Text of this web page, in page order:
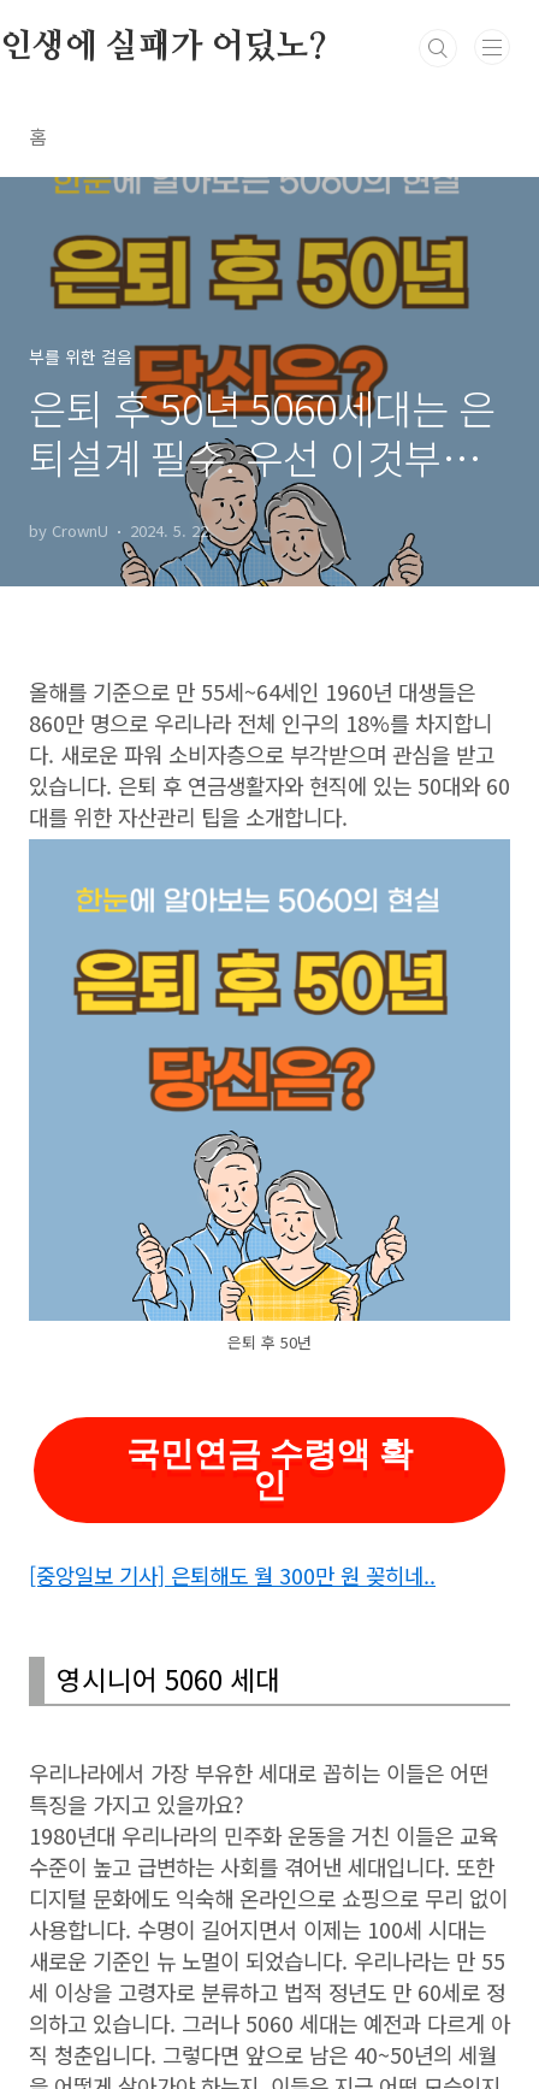
인생에 실패가 어딨노?
홈
부를 위한 걸음
은퇴 후 50년 5060세대는 은
퇴설계 필수. 우선 이것부터
시작하세요.
by CrownU 2024. 5. 22.
올해를 기준으로 만 55세~64세인 1960년 대생들은
860만 명으로 우리나라 전체 인구의 18%를 차지합니
다. 새로운 파워 소비자층으로 부각받으며 관심을 받고
있습니다. 은퇴 후 연금생활자와 현직에 있는 50대와 60
대를 위한 자산관리 팁을 소개합니다.
은퇴 후 50년
국민연금 수령액 확
인
[중앙일보 기사] 은퇴해도 월 300만 원 꽂히네..
영시니어 5060 세대
우리나라에서 가장 부유한 세대로 꼽히는 이들은 어떤
특징을 가지고 있을까요?
1980년대 우리나라의 민주화 운동을 거친 이들은 교육
수준이 높고 급변하는 사회를 겪어낸 세대입니다. 또한
디지털 문화에도 익숙해 온라인으로 쇼핑으로 무리 없이
사용합니다. 수명이 길어지면서 이제는 100세 시대는
새로운 기준인 뉴 노멀이 되었습니다. 우리나라는 만 55
세 이상을 고령자로 분류하고 법적 정년도 만 60세로 정
의하고 있습니다. 그러나 5060 세대는 예전과 다르게 아
직 청춘입니다. 그렇다면 앞으로 남은 40~50년의 세월